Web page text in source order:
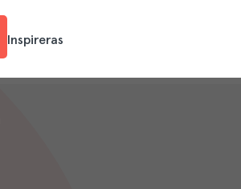
Inspireras